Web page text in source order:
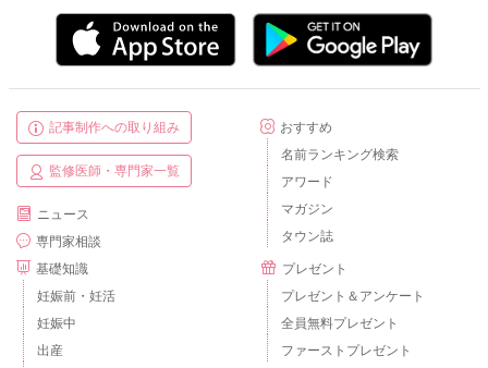
記事制作への取り組み
監修医師・専門家一覧
ニュース
専門家相談
基礎知識
妊娠前・妊活
妊娠中
出産
おすすめ
名前ランキング検索
アワード
マガジン
タウン誌
プレゼント
プレゼント＆アンケート
全員無料プレゼント
ファーストプレゼント